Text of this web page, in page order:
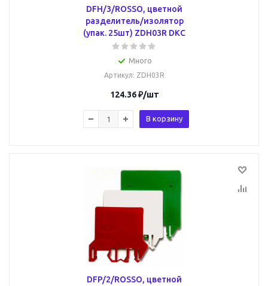
DFH/3/ROSSO, цветной
разделитель/изолятор
(упак. 25шт) ZDH03R DKC
Много
Артикул: ZDH03R
124.36₽/шт
В корзину
DFP/2/ROSSO, цветной